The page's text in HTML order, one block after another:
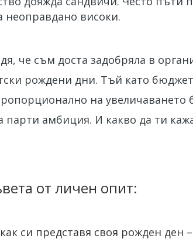
неоправдано високи.
че съм доста задобряла в
рождени дни. Тъй като
на увеличаването
парти амбиция. И какво да ти
от личен опит:
си представя своя рожден ден